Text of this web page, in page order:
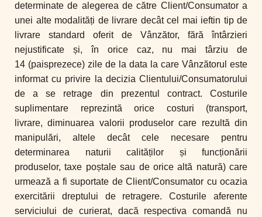
determinate de alegerea de către Client/Consumator a
unei alte modalități de livrare decât cel mai ieftin tip de
livrare standard oferit de Vânzător, fără întârzieri
nejustificate și, în orice caz, nu mai târziu de
14 (paisprezece) zile de la data la care Vânzătorul este
informat cu privire la decizia Clientului/Consumatorului
de a se retrage din prezentul contract. Costurile
suplimentare reprezintă orice costuri (transport,
livrare,diminuarea valorii produselor care rezultă din
manipulări, altele decât cele necesare pentru
determinarea naturii calităților și funcționării
produselor,taxe poștale sau de orice altă natură) care
urmează a fi suportate deClient/Consumator cu ocazia
exercitării dreptului de retragere.Costurile aferente
serviciului de curierat, dacă respectiva comandă nu